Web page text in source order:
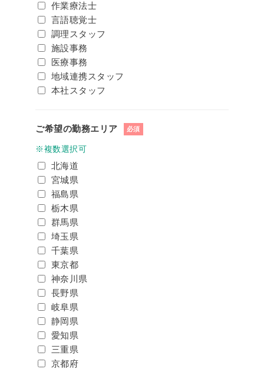
作業療法士
言語聴覚士
調理スタッフ
施設事務
医療事務
地域連携スタッフ
本社スタッフ
ご希望の勤務エリア 必須
※複数選択可
北海道
宮城県
福島県
栃木県
群馬県
埼玉県
千葉県
東京都
神奈川県
長野県
岐阜県
静岡県
愛知県
三重県
京都府